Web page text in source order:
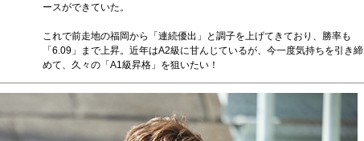
ースができていた。
これで前走地の福岡から「連続優出」と調子を上げてきており、勝率も
「6.09」まで上昇。近年はA2級に甘んじているが、今一度気持ちを引き締
めて、久々の「A1級昇格」を狙いたい！